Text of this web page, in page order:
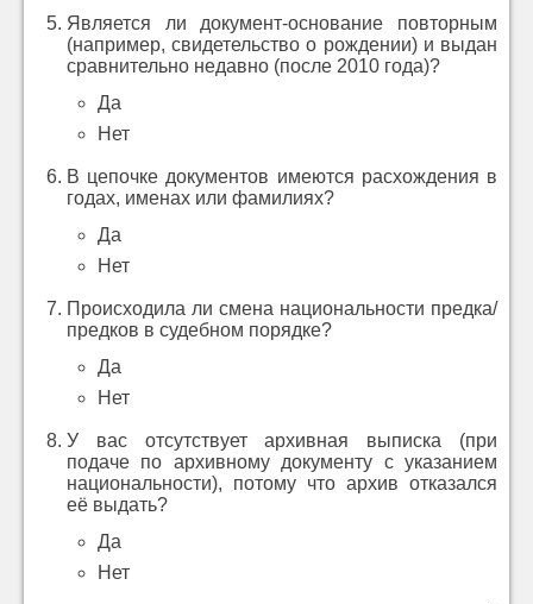
Является ли документ-основание повторным
(например, свидетельство о рождении) и выдан
сравнительно недавно (после 2010 года)?
Да
Нет
В цепочке документов имеются расхождения в
годах, именах или фамилиях?
Да
Нет
Происходила ли смена национальности предка/
предков в судебном порядке?
Да
Нет
У вас отсутствует архивная выписка (при
подаче по архивному документу с указанием
национальности), потому что архив отказался
её выдать?
Да
Нет